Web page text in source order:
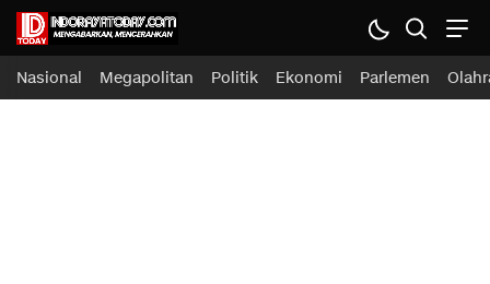
Nasional Megapolitan Politik Ekonomi Parlemen